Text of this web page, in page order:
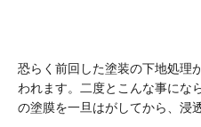
恐らく前回した塗装の下地処理
われます。二度とこんな事にな
の塗膜を一旦はがしてから、浸